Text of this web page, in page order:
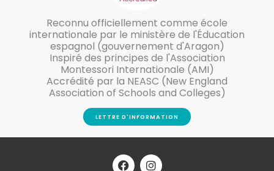
Reconnu officiellement comme école
internationale par le ministère de l'Éducation
espagnol (gouvernement d'Aragon)
Inspiré des principes de l'Association
Montessori Internationale (AMI)
Accrédité par la NEASC (New England
Association of Schools and Colleges)
LETTRE D'INFORMATION
F I